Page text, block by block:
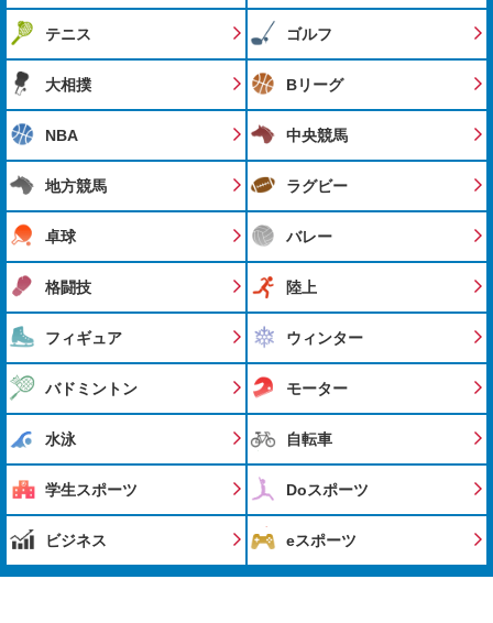
テニス ゴルフ
大相撲 Bリーグ
NBA 中央競馬
地方競馬 ラグビー
卓球 バレー
格闘技 陸上
フィギュア ウィンター
バドミントン モーター
水泳 自転車
学生スポーツ Doスポーツ
ビジネス eスポーツ